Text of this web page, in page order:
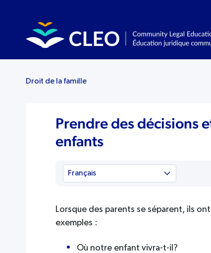
Droit de la famille
Prendre des décisions
enfants
Lorsque des parents se séparent, ils
exemples :
Où notre enfant vivra-t-il?